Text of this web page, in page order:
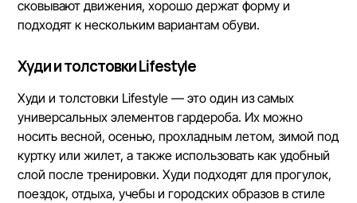
сковывают движения, хорошо держат форму и
подходят к нескольким вариантам обуви.
Худи и толстовки Lifestyle
Худи и толстовки Lifestyle — это один из самых
универсальных элементов гардероба. Их можно
носить весной, осенью, прохладным летом, зимой под
куртку или жилет, а также использовать как удобный
слой после тренировки. Худи подходят для прогулок,
поездок, отдыха, учебы и городских образов в стиле